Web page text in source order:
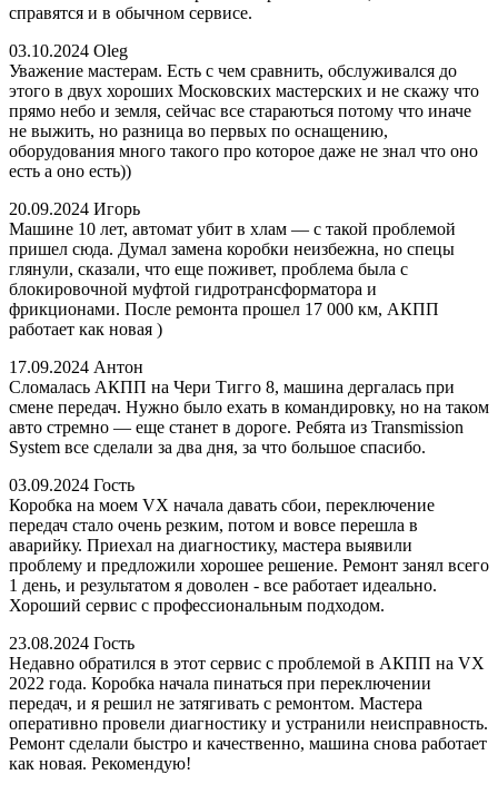
справятся и в обычном сервисе.
03.10.2024 Oleg
Уважение мастерам. Есть с чем сравнить, обслуживался до
этого в двух хороших Московских мастерских и не скажу что
прямо небо и земля, сейчас все стараються потому что иначе
не выжить, но разница во первых по оснащению,
оборудования много такого про которое даже не знал что оно
есть а оно есть))
20.09.2024 Игорь
Машине 10 лет, автомат убит в хлам — с такой проблемой
пришел сюда. Думал замена коробки неизбежна, но спецы
глянули, сказали, что еще поживет, проблема была с
блокировочной муфтой гидротрансформатора и
фрикционами. После ремонта прошел 17 000 км, АКПП
работает как новая )
17.09.2024 Антон
Сломалась АКПП на Чери Тигго 8, машина дергалась при
смене передач. Нужно было ехать в командировку, но на таком
авто стремно — еще станет в дороге. Ребята из Transmission
System все сделали за два дня, за что большое спасибо.
03.09.2024 Гость
Коробка на моем VX начала давать сбои, переключение
передач стало очень резким, потом и вовсе перешла в
аварийку. Приехал на диагностику, мастера выявили
проблему и предложили хорошее решение. Ремонт занял всего
1 день, и результатом я доволен - все работает идеально.
Хороший сервис с профессиональным подходом.
23.08.2024 Гость
Недавно обратился в этот сервис с проблемой в АКПП на VX
2022 года. Коробка начала пинаться при переключении
передач, и я решил не затягивать с ремонтом. Мастера
оперативно провели диагностику и устранили неисправность.
Ремонт сделали быстро и качественно, машина снова работает
как новая. Рекомендую!